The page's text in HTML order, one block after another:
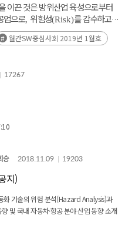
이끈 것은 방위산업 육성으로부터
업으로, 위험성(Risk)를 감수하고
있음
전략적 개발 및 활용이 필수적일
당하는 산업들의
월간SW중심사회 2019년 1월호
17267
승 2018.11.09 19203
지)
화 기술의 위험 분석(Hazard Analysis)과
및 국내 자동차·항공 분야 산업 동향 소개